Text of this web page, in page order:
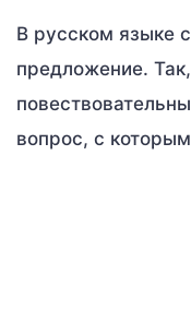
В русском языке
предложение.
вопрос, с